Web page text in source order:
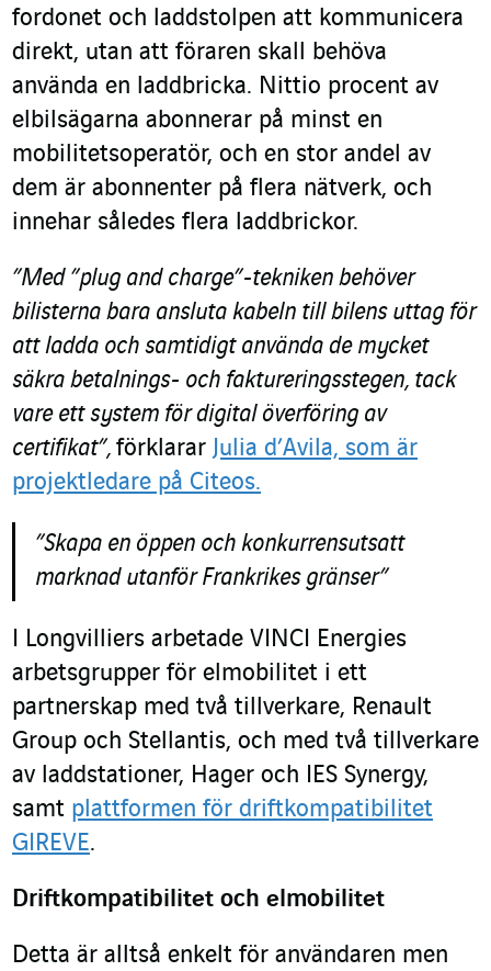
fordonet och laddstolpen att kommunicera
direkt, utan att föraren skall behöva
använda en laddbricka. Nittio procent av
elbilsägarna abonnerar på minst en
mobilitetsoperatör, och en stor andel av
dem är abonnenter på flera nätverk, och
innehar således flera laddbrickor.
”Med ”plug and charge”-tekniken behöver
bilisterna bara ansluta kabeln till bilens uttag för
att ladda och samtidigt använda de mycket
säkra betalnings- och faktureringsstegen, tack
vare ett system för digital överföring av
certifikat”, förklarar Julia d’Avila, som är
projektledare på Citeos.
”Skapa en öppen och konkurrensutsatt
marknad utanför Frankrikes gränser”
I Longvilliers arbetade VINCI Energies
arbetsgrupper för elmobilitet i ett
partnerskap med två tillverkare, Renault
Group och Stellantis, och med två tillverkare
av laddstationer, Hager och IES Synergy,
samt plattformen för driftkompatibilitet
GIREVE.
Driftkompatibilitet och elmobilitet
Detta är alltså enkelt för användaren men